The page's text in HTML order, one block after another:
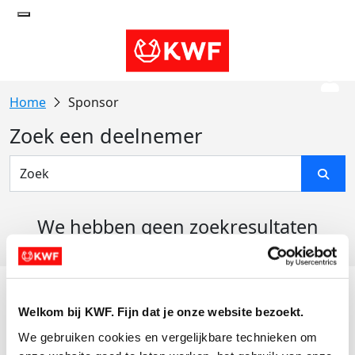
Welkom bij KWF. Fijn dat je onze website bezoekt.
We gebruiken cookies en vergelijkbare technieken om
Sponsor
Zoek een deelnemer
We hebben geen zoekresultaten
Actiematerialen
Evenementen